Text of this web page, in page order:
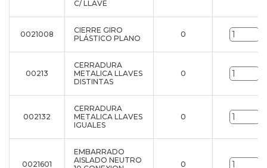
C/ LLAVE
0021008
CIERRE GIRO
PLÁSTICO PLANO
0
00213
CERRADURA
METALICA LLAVES
DISTINTAS
0
002132
CERRADURA
METALICA LLAVES
IGUALES
0
0021601
EMBARRADO
AISLADO NEUTRO
0